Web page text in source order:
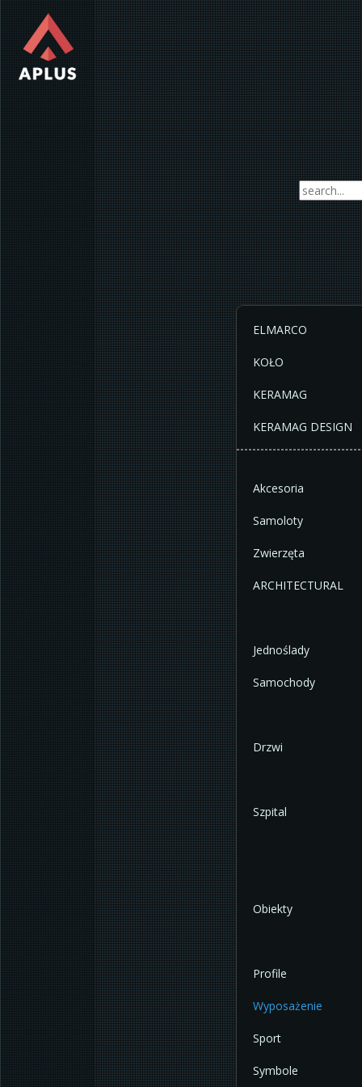
ELMARCO
KOŁO
KERAMAG
KERAMAG DESIGN
Akcesoria
Samoloty
Zwierzęta
ARCHITECTURAL
Jednoślady
Samochody
Drzwi
Szpital
Obiekty
Profile
Wyposażenie
Sport
Symbole